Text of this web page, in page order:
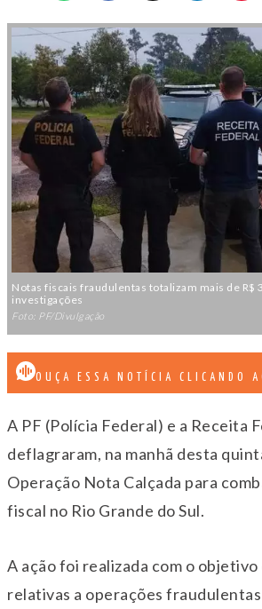
Notas fiscais fraudulentas totalizam mais de R$
investigações
Foto: PF/Divulgação
OUÇA ESSA NOTÍCIA CLICANDO
A PF (Polícia Federal) e a Receita
deflagraram, na manhã desta
Operação Nota Calçada para
fiscal no Rio Grande do Sul.
A ação foi realizada com o
relativas a operações